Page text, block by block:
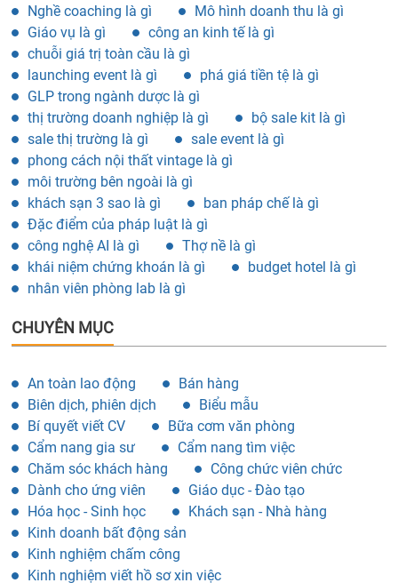
Nghề coaching là gì
Mô hình doanh thu là gì
Giáo vụ là gì
công an kinh tế là gì
chuỗi giá trị toàn cầu là gì
launching event là gì
phá giá tiền tệ là gì
GLP trong ngành dược là gì
thị trường doanh nghiệp là gì
bộ sale kit là gì
sale thị trường là gì
sale event là gì
phong cách nội thất vintage là gì
môi trường bên ngoài là gì
khách sạn 3 sao là gì
ban pháp chế là gì
Đặc điểm của pháp luật là gì
công nghệ AI là gì
Thợ nề là gì
khái niệm chứng khoán là gì
budget hotel là gì
nhân viên phòng lab là gì
CHUYÊN MỤC
An toàn lao động
Bán hàng
Biên dịch, phiên dịch
Biểu mẫu
Bí quyết viết CV
Bữa cơm văn phòng
Cẩm nang gia sư
Cẩm nang tìm việc
Chăm sóc khách hàng
Công chức viên chức
Dành cho ứng viên
Giáo dục - Đào tạo
Hóa học - Sinh học
Khách sạn - Nhà hàng
Kinh doanh bất động sản
Kinh nghiệm chấm công
Kinh nghiệm viết hồ sơ xin việc